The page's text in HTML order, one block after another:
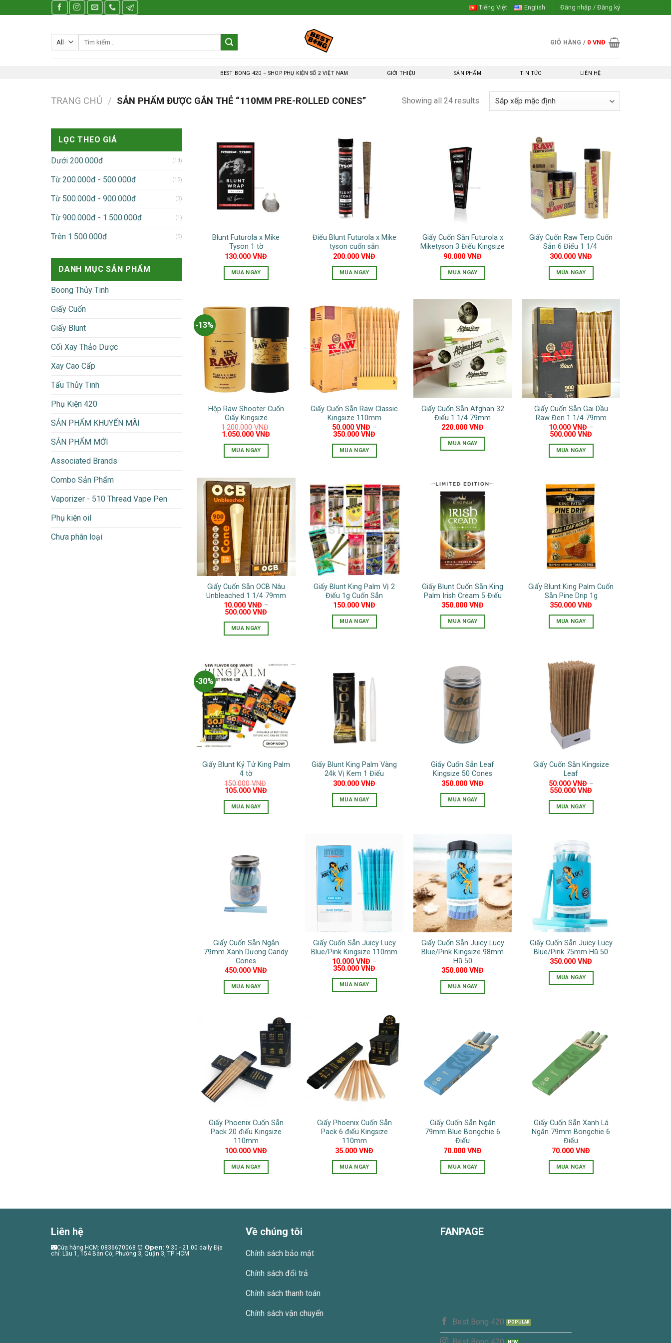
to
Tiếng Việt English Đăng nhập / Đăng ký
Tìm
GIỎ HÀNG / 0 VNĐ
BEST BONG 420 – SHOP PHỤ KIỆN SỐ 2 VIỆT NAM GIỚI THIỆU SẢN PHẨM TIN TỨC LIÊN HỆ
TRANG CHỦ / SẢN PHẨM ĐƯỢC GẮN THẺ “110MM PRE-ROLLED CONES” Showing all 24 results
LỌC THEO GIÁ
Dưới 200.000đ (14)
Từ 200.000đ - 500.000đ (15)
Từ 500.000đ - 900.000đ (3)
Từ 900.000đ - 1.500.000đ (1)
Trên 1.500.000đ (0)
DANH MỤC SẢN PHẨM
Boong Thủy Tinh
Giấy Cuốn
Giấy Blunt
Cối Xay Thảo Dược
Xay Cao Cấp
Tẩu Thủy Tinh
Phụ Kiện 420
SẢN PHẨM KHUYẾN MÃI
SẢN PHẨM MỚI
Associated Brands
Combo Sản Phẩm
Vaporizer - 510 Thread Vape Pen
Phụ kiện oil
Chưa phân loại
Blunt Futurola x Mike
Tyson 1 tờ
130.000VNĐ
MUA NGAY
Điếu Blunt Futurola x Mike
tyson cuốn sẵn
200.000VNĐ
MUA NGAY
Giấy Cuốn Sẵn Futurola x
Miketyson 3 Điếu Kingsize
90.000VNĐ
MUA NGAY
Giấy Cuốn Raw Terp Cuốn
Sẵn 6 Điếu 1 1/4
300.000VNĐ
MUA NGAY
-13%
Hộp Raw Shooter Cuốn
Giấy Kingsize
1.200.000VNĐ
Giá
1.200.000 VNĐ.
1.050.000VNĐ
MUA NGAY
Giấy Cuốn Sẵn Raw Classic
Kingsize 110mm
50.000 VNĐ –
350.000VNĐ
MUA NGAY
này
có
nhiều
biến
thể.
Các
tùy
chọn
có
thể
được
trên
Giấy Cuốn Sẵn Afghan 32
Điếu 1 1/4 79mm
220.000VNĐ
MUA NGAY
Giấy Cuốn Sẵn Gai Dầu
Raw Đen 1 1/4 79mm
10.000 VNĐ –
500.000VNĐ
MUA NGAY
này
có
nhiều
biến
thể.
Các
tùy
chọn
thể
được
trên
phẩm
Giấy Cuốn Sẵn OCB Nâu
Unbleached 1 1/4 79mm
10.000 VNĐ –
500.000VNĐ
MUA NGAY
này
có
nhiều
biến
thể.
Các
tùy
thể
được
chọn
trên
trang
Giấy Blunt King Palm Vị 2
Điếu 1g Cuốn Sẵn
150.000VNĐ
MUA NGAY
nhiều
biến
thể.
Các
tùy
chọn
thể
được
chọn
trên
trang
Giấy Blunt Cuốn Sẵn King
Palm Irish Cream 5 Điếu
350.000VNĐ
MUA NGAY
Giấy Blunt King Palm Cuốn
Sẵn Pine Drip 1g
350.000VNĐ
MUA NGAY
-30%
Giấy Blunt Kỷ Tử King Palm
4 tờ
150.000VNĐ
Giá
150.000 VNĐ.
105.000VNĐ
là:
MUA NGAY
có
nhiều
biến
thể.
Các
tùy
thể
được
chọn
trên
trang
Giấy Blunt King Palm Vàng
24k Vị Kem 1 Điếu
300.000VNĐ
MUA NGAY
Giấy Cuốn Sẵn Leaf
Kingsize 50 Cones
350.000VNĐ
MUA NGAY
Giấy Cuốn Sẵn Kingsize
Leaf
50.000 VNĐ –
550.000VNĐ
MUA NGAY
này
có
nhiều
biến
thể.
Các
tùy
chọn
có
thể
được
trên
Giấy Cuốn Sẵn Ngắn
79mm Xanh Dương Candy
Cones
450.000VNĐ
MUA NGAY
Giấy Cuốn Sẵn Juicy Lucy
Blue/Pink Kingsize 110mm
10.000 VNĐ –
350.000VNĐ
MUA NGAY
nhiều
biến
thể.
Các
tùy
chọn
thể
được
chọn
trang
Giấy Cuốn Sẵn Juicy Lucy
Blue/Pink Kingsize 98mm
Hũ 50
350.000VNĐ
MUA NGAY
nhiều
biến
thể.
Các
thể
được
chọn
trên
trang
Giấy Cuốn Sẵn Juicy Lucy
Blue/Pink 75mm Hũ 50
350.000VNĐ
MUA NGAY
nhiều
biến
thể.
Các
được
chọn
trên
trang
sản
Giấy Phoenix Cuốn Sẵn
Pack 20 điếu Kingsize
110mm
100.000VNĐ
MUA NGAY
Giấy Phoenix Cuốn Sẵn
Pack 6 điếu Kingsize
110mm
35.000VNĐ
MUA NGAY
Giấy Cuốn Sẵn Ngắn
79mm Blue Bongchie 6
Điếu
70.000VNĐ
MUA NGAY
Giấy Cuốn Sẵn Xanh Lá
Ngắn 79mm Bongchie 6
Điếu
70.000VNĐ
MUA NGAY
Liên hệ
🌃Cửa hàng HCM: 0836670068 ⏰ 𝗢𝗽𝗲𝗻: 9:30 - 21:00 daily Địa
chỉ: Lầu 1, 154 Bàn Cờ, Phường 3, Quận 3, TP. HCM
Về chúng tôi
Chính sách bảo mật
Chính sách đổi trả
Chính sách thanh toán
Chính sách vận chuyển
FANPAGE
Best Bong 420